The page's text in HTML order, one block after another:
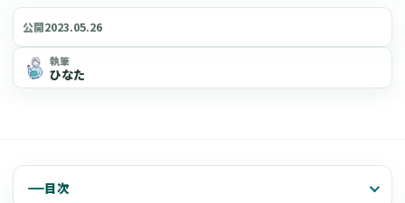
公開2023.05.26
執筆
ひなた
目次